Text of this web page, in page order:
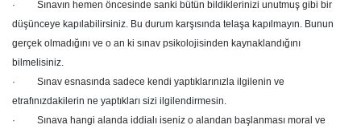
· Sınavın hemen öncesinde sanki bütün bildiklerinizi unutmuş gibi bir
düşünceye kapılabilirsiniz. Bu durum karşısında telaşa kapılmayın. Bunun
gerçek olmadığını ve o an ki sınav psikolojisinden kaynaklandığını
bilmelisiniz.
· Sınav esnasında sadece kendi yaptıklarınızla ilgilenin ve
etrafınızdakilerin ne yaptıkları sizi ilgilendirmesin.
· Sınava hangi alanda iddialı iseniz o alandan başlanması moral ve